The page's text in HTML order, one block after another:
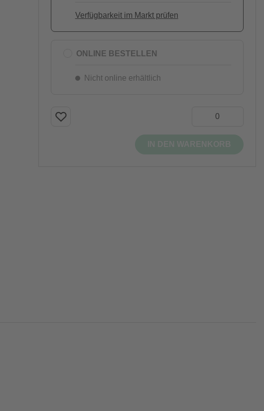
Verfügbarkeit im Markt prüfen
ONLINE BESTELLEN
Nicht online erhältlich